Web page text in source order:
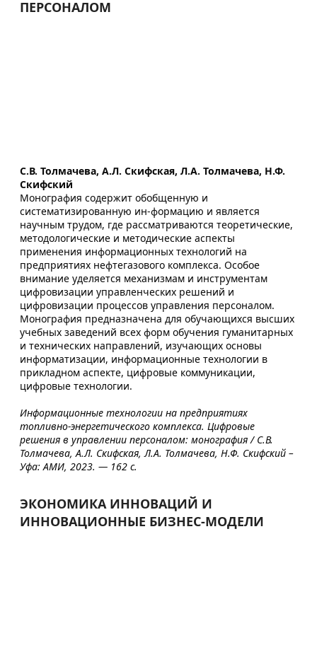
ПЕРСОНАЛОМ
С.В. Толмачева, А.Л. Скифская, Л.А. Толмачева, Н.Ф.
Скифский
Монография содержит обобщенную и
систематизированную ин-формацию и является
научным трудом, где рассматриваются теоретические,
методологические и методические аспекты
применения информационных технологий на
предприятиях нефтегазового комплекса. Особое
внимание уделяется механизмам и инструментам
цифровизации управленческих решений и
цифровизации процессов управления персоналом.
Монография предназначена для обучающихся высших
учебных заведений всех форм обучения гуманитарных
и технических направлений, изучающих основы
информатизации, информационные технологии в
прикладном аспекте, цифровые коммуникации,
цифровые технологии.
Информационные технологии на предприятиях
топливно-энергетического комплекса. Цифровые
решения в управлении персоналом: монография / С.В.
Толмачева, А.Л. Скифская, Л.А. Толмачева, Н.Ф. Скифский –
Уфа: АМИ, 2023. — 162 с.
ЭКОНОМИКА ИННОВАЦИЙ И
ИННОВАЦИОННЫЕ БИЗНЕС-МОДЕЛИ